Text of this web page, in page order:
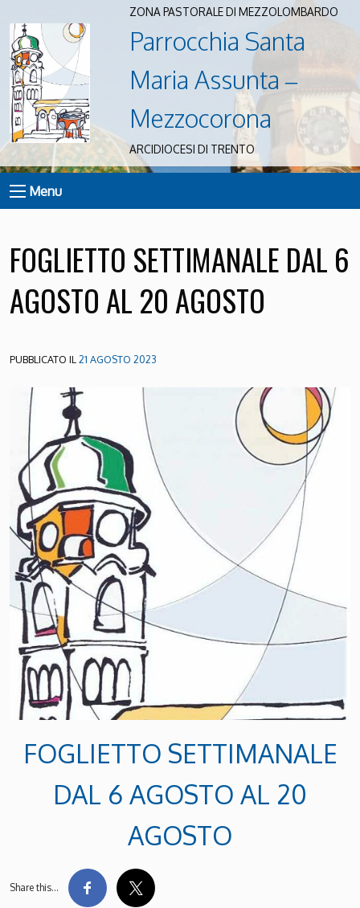
ZONA PASTORALE DI MEZZOLOMBARDO
Parrocchia Santa
Maria Assunta –
Mezzocorona
ARCIDIOCESI DI TRENTO
Menu
FOGLIETTO SETTIMANALE DAL 6
AGOSTO AL 20 AGOSTO
PUBBLICATO IL21 AGOSTO 2023
FOGLIETTO SETTIMANALE
DAL 6 AGOSTO AL 20
AGOSTO
Share this…